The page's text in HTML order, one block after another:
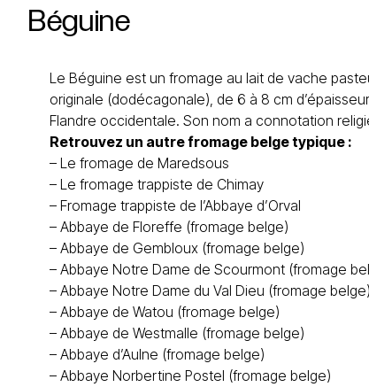
Béguine
Le Béguine est un fromage au lait de vache
originale (dodécagonale), de 6 à 8 cm
Flandre occidentale. Son nom a connotation
Retrouvez un autre fromage belge typique :
– Le fromage de Maredsous
– Le fromage trappiste de Chimay
– Fromage trappiste de l’Abbaye d’Orval
– Abbaye de Floreffe (fromage belge)
– Abbaye de Gembloux (fromage belge)
– Abbaye Notre Dame de Scourmont (fromage
– Abbaye Notre Dame du Val Dieu (fromage belge)
– Abbaye de Watou (fromage belge)
– Abbaye de Westmalle (fromage belge)
– Abbaye d’Aulne (fromage belge)
– Abbaye Norbertine Postel (fromage belge)